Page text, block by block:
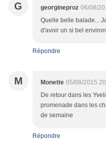
G georgineproz 06/08/
Quelle belle balade...
d'avoir un si bel
Répondre
M Monette 05/08/2015
De retour dans les
promenade dans les
de semaine
Répondre